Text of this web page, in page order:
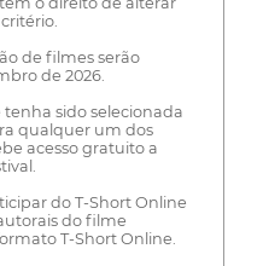
de filmes serão
de 2026.
tenha sido selecionada
qualquer um dos
acesso gratuito a
do T-Short Online
do filme
T-Short Online.